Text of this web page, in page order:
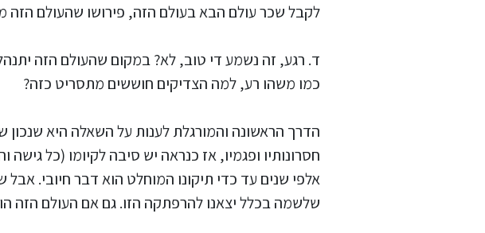
לקבל שכר עולם הבא בעולם הזה, פירושו שהעולם הזה
ד. רגע, זה נשמע די טוב, לא? במקום שהעולם הזה
כמו משהו רע, למה הצדיקים חוששים מתסריט כזה?
הדרך הראשונה והמורגלת לענות על השאלה היא
חסרונותיו ופגמיו, אז כנראה יש סיבה לקיומו (כל
אלפי שנים עד כדי תיקונו המוחלט הוא דבר חיובי.
שלשמה בכלל יצאנו להרפתקה הזו. גם אם העולם הזה